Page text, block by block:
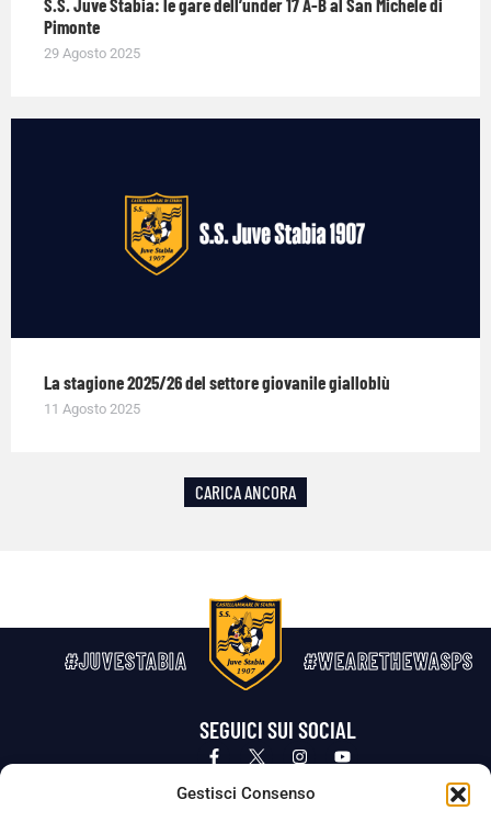
Gestisci Consenso
Pimonte
29 Agosto 2025
La stagione 2025/26 del settore giovanile gialloblù
11 Agosto 2025
CARICA ANCORA
#JUVESTABIA #WEARETHEWASPS
SEGUICI SUI SOCIAL
Privacy Policy Cookie Policy